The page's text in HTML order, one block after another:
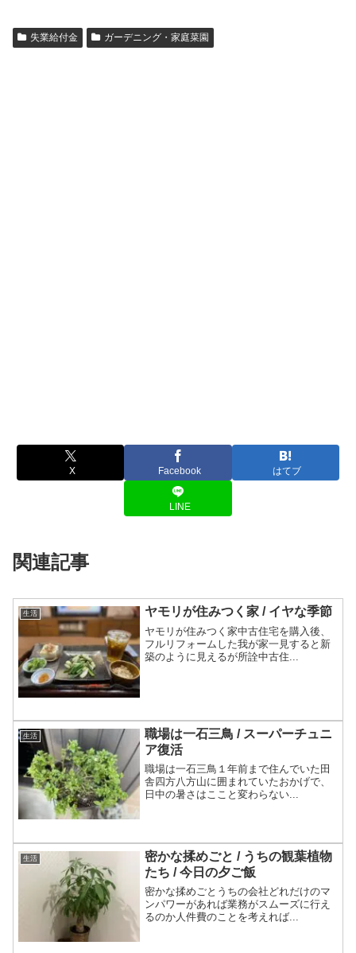
失業給付金 ガーデニング・家庭菜園
X Facebook はてブ
LINE
関連記事
生活 ヤモリが住みつく家 / イヤな季節
ヤモリが住みつく家中古住宅を購入後、
フルリフォームした我が家一見すると新
築のように見えるが所詮中古住...
生活
職場は一石三鳥 / スーパーチュニ
ア復活
職場は一石三鳥１年前まで住んでいた田
舎四方八方山に囲まれていたおかげで、
日中の暑さはここと変わらない...
生活
密かな揉めごと / うちの観葉植物
たち / 今日の夕ご飯
密かな揉めごとうちの会社どれだけのマ
ンパワーがあれば業務がスムーズに行え
るのか人件費のことを考えれば...